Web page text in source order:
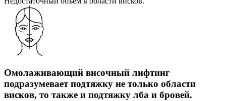
Омолаживающий височный лифтинг
подразумевает подтяжку не только области
висков, то также и подтяжку лба и бровей.